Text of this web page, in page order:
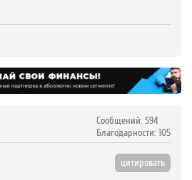
Сообщений: 594
Благодарности: 105
цитировать